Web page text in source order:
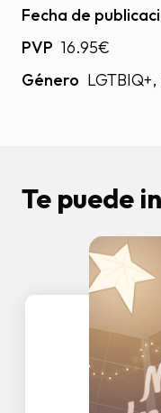
Fecha de
PVP 16.95€
Género
Te puede